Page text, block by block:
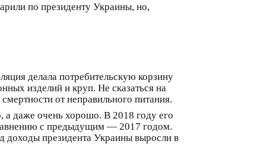
по президенту Украины, но,
делала потребительскую корзину
изделий и круп. Не сказаться на
от неправильного питания.
даже очень хорошо. В 2018 году его
с предыдущим — 2017 годом.
доходы президента Украины выросли в